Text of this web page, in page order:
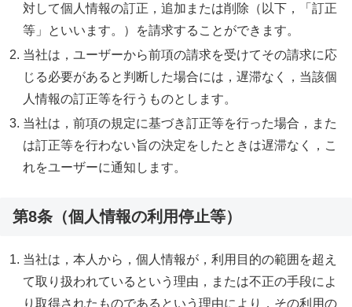
対して個人情報の訂正，追加または削除（以下，「訂正
等」といいます。）を請求することができます。
当社は，ユーザーから前項の請求を受けてその請求に応
じる必要があると判断した場合には，遅滞なく，当該個
人情報の訂正等を行うものとします。
当社は，前項の規定に基づき訂正等を行った場合，また
は訂正等を行わない旨の決定をしたときは遅滞なく，こ
れをユーザーに通知します。
第8条（個人情報の利用停止等）
当社は，本人から，個人情報が，利用目的の範囲を超え
て取り扱われているという理由，または不正の手段によ
り取得されたものであるという理由により，その利用の